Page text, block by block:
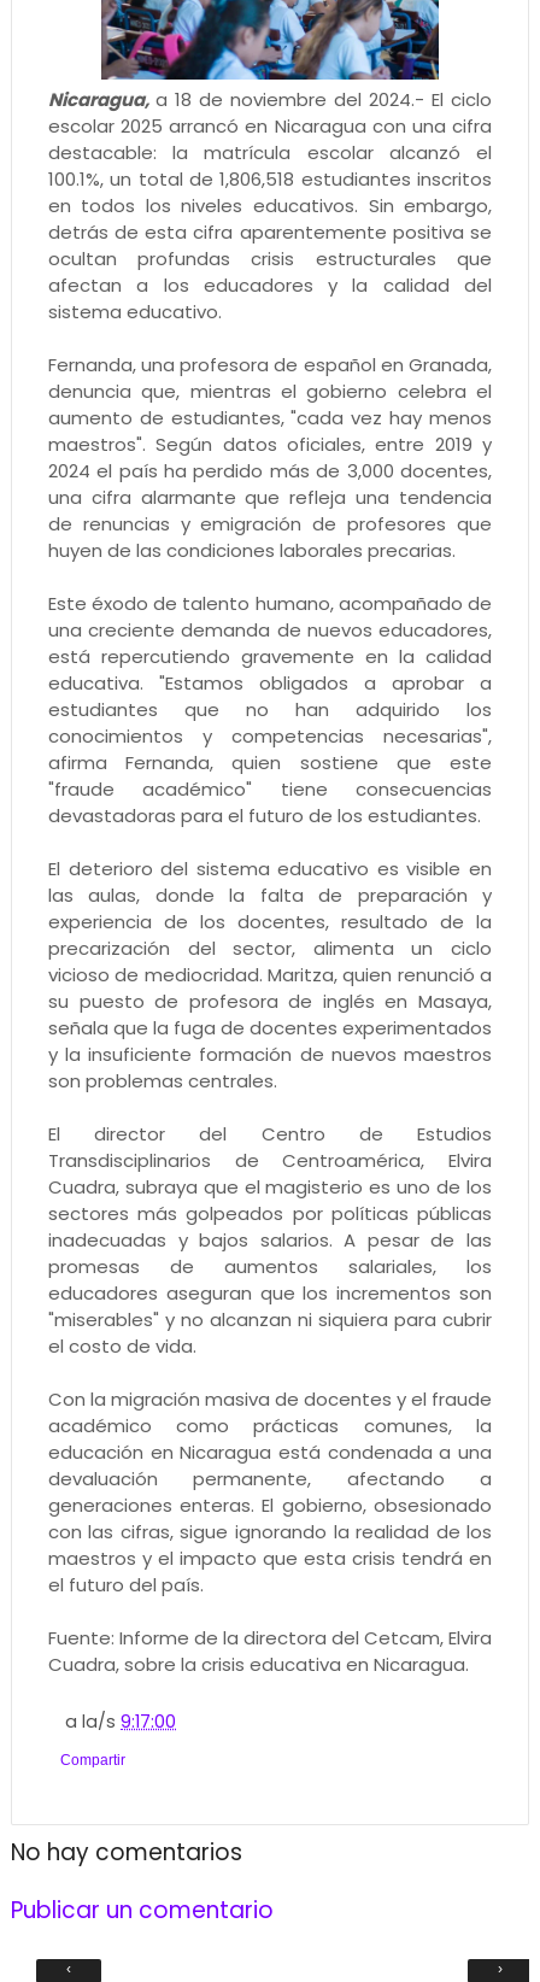
Nicaragua, a 18 de noviembre del 2024.- El ciclo
escolar 2025 arrancó en Nicaragua con una cifra
destacable: la matrícula escolar alcanzó el
100.1%, un total de 1,806,518 estudiantes inscritos
en todos los niveles educativos. Sin embargo,
detrás de esta cifra aparentemente positiva se
ocultan profundas crisis estructurales que
afectan a los educadores y la calidad del
sistema educativo.
Fernanda, una profesora de español en Granada,
denuncia que, mientras el gobierno celebra el
aumento de estudiantes, "cada vez hay menos
maestros". Según datos oficiales, entre 2019 y
2024 el país ha perdido más de 3,000 docentes,
una cifra alarmante que refleja una tendencia
de renuncias y emigración de profesores que
huyen de las condiciones laborales precarias.
Este éxodo de talento humano, acompañado de
una creciente demanda de nuevos educadores,
está repercutiendo gravemente en la calidad
educativa. "Estamos obligados a aprobar a
estudiantes que no han adquirido los
conocimientos y competencias necesarias",
afirma Fernanda, quien sostiene que este
"fraude académico" tiene consecuencias
devastadoras para el futuro de los estudiantes.
El deterioro del sistema educativo es visible en
las aulas, donde la falta de preparación y
experiencia de los docentes, resultado de la
precarización del sector, alimenta un ciclo
vicioso de mediocridad. Maritza, quien renunció a
su puesto de profesora de inglés en Masaya,
señala que la fuga de docentes experimentados
y la insuficiente formación de nuevos maestros
son problemas centrales.
El director del Centro de Estudios
Transdisciplinarios de Centroamérica, Elvira
Cuadra, subraya que el magisterio es uno de los
sectores más golpeados por políticas públicas
inadecuadas y bajos salarios. A pesar de las
promesas de aumentos salariales, los
educadores aseguran que los incrementos son
"miserables" y no alcanzan ni siquiera para cubrir
el costo de vida.
Con la migración masiva de docentes y el fraude
académico como prácticas comunes, la
educación en Nicaragua está condenada a una
devaluación permanente, afectando a
generaciones enteras. El gobierno, obsesionado
con las cifras, sigue ignorando la realidad de los
maestros y el impacto que esta crisis tendrá en
el futuro del país.
Fuente: Informe de la directora del Cetcam, Elvira
Cuadra, sobre la crisis educativa en Nicaragua.
a la/s9:17:00
Compartir
No hay comentarios
Publicar un comentario
‹ ›